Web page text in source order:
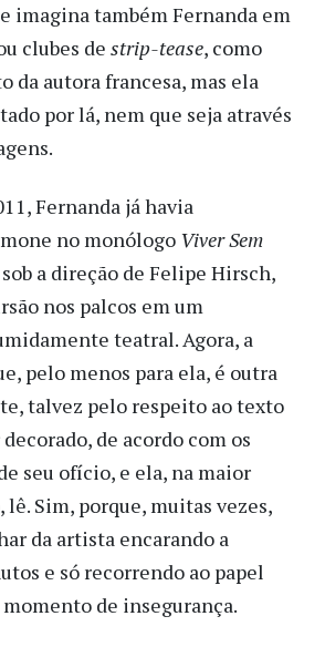
imagina também Fernanda em
clubes de strip-tease, como
da autora francesa, mas ela
por lá, nem que seja através
Fernanda já havia
no monólogo Viver Sem
sob a direção de Felipe Hirsch,
nos palcos em um
teatral. Agora, a
pelo menos para ela, é outra
talvez pelo respeito ao texto
de acordo com os
seu ofício, e ela, na maior
Sim, porque, muitas vezes,
da artista encarando a
e só recorrendo ao papel
de insegurança.